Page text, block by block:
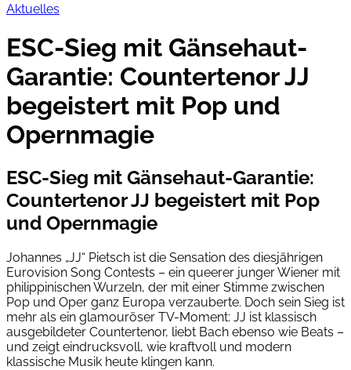
Aktuelles
ESC-Sieg mit Gänsehaut-
Garantie: Countertenor JJ
begeistert mit Pop und
Opernmagie
ESC-Sieg mit Gänsehaut-Garantie:
Countertenor JJ begeistert mit Pop
und Opernmagie
Johannes „JJ“ Pietsch ist die Sensation des diesjährigen
Eurovision Song Contests – ein queerer junger Wiener mit
philippinischen Wurzeln, der mit einer Stimme zwischen
Pop und Oper ganz Europa verzauberte. Doch sein Sieg ist
mehr als ein glamouröser TV-Moment: JJ ist klassisch
ausgebildeter Countertenor, liebt Bach ebenso wie Beats –
und zeigt eindrucksvoll, wie kraftvoll und modern
klassische Musik heute klingen kann.